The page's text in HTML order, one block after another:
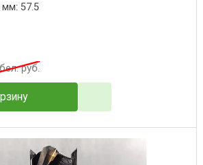
57.5
руб.